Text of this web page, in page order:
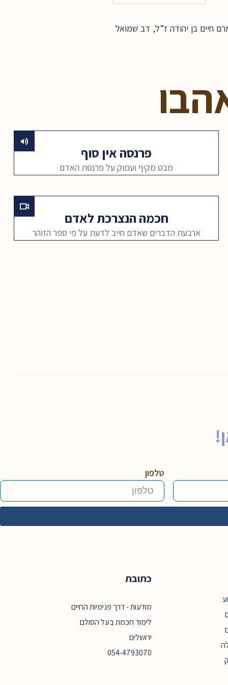
חיים בן יהודה ז”ל, דב שמואל
פרנסה אין סוף
מבט מקיף ועמוק על פרנסת האדם
חכמה הנצרכת לאדם
ארבעת הדברים שאדם חייב לדעת על פי ספר הזוהר
טלפון
כתובת
מודעות - דרך פנימיות החיים
לימוד חכמת בעל הסולם
ירושלים
054-4793070